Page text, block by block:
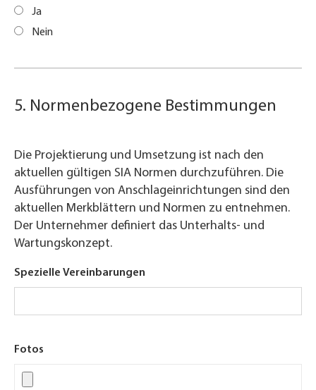
Ja
Nein
5. Normenbezogene Bestimmungen
Die Projektierung und Umsetzung ist nach den
aktuellen gültigen SIA Normen durchzuführen. Die
Ausführungen von Anschlageinrichtungen sind den
aktuellen Merkblättern und Normen zu entnehmen.
Der Unternehmer definiert das Unterhalts- und
Wartungskonzept.
Spezielle Vereinbarungen
Fotos